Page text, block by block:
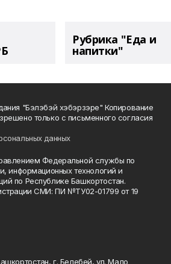
Рубрика "Еда и
напитки"
"Бэлэбэй хэбэрзэре" Копирование
только с письменного согласия
данных
Федеральной службы по
информационных технологий и
по Республике Башкортостан.
СМИ: ПИ №ТУ02-01799 от 19
г. Белебей, ул. Мало